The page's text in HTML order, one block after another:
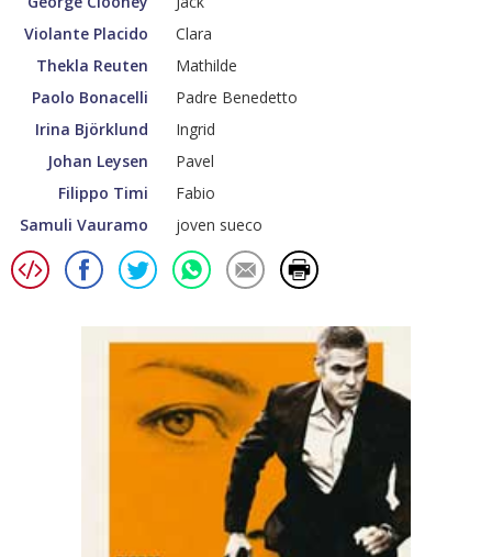
Violante Placido
Clara
Thekla Reuten
Mathilde
Paolo Bonacelli
Padre Benedetto
Irina Björklund
Ingrid
Johan Leysen
Pavel
Filippo Timi
Fabio
Samuli Vauramo
joven sueco